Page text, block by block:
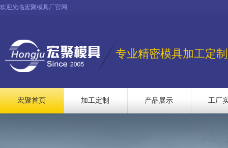
欢迎光临宏聚模具厂官网
专业精密模具加工定制
宏聚首页 加工定制 产品展示 工厂